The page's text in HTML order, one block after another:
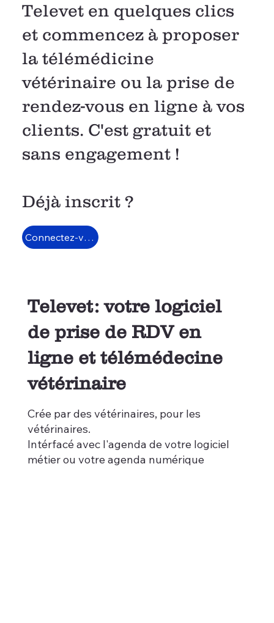
Televet: votre logiciel
de prise de RDV en
ligne et télémédecine
vétérinaire
Crée par des vétérinaires, pour les
vétérinaires.
Intérfacé avec l'agenda de votre logiciel
métier ou votre agenda numérique
Televet en quelques clics
et commencez à proposer
la télémédicine
vétérinaire ou la prise de
rendez-vous en ligne à vos
clients. C'est gratuit et
sans engagement !
Déjà inscrit ?
Connectez-vous